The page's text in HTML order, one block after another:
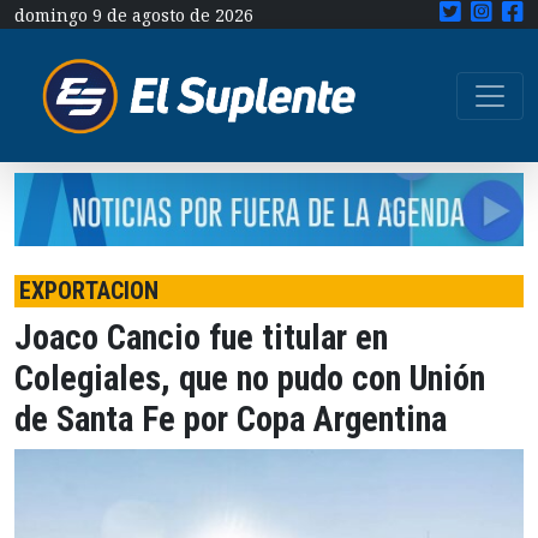
domingo 9 de agosto de 2026
EXPORTACION
Joaco Cancio fue titular en
Colegiales, que no pudo con Unión
de Santa Fe por Copa Argentina